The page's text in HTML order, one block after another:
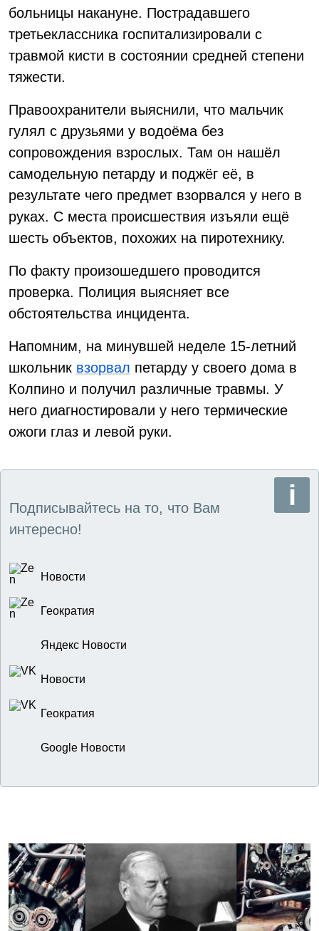
больницы накануне. Пострадавшего
третьеклассника госпитализировали с
травмой кисти в состоянии средней степени
тяжести.
Правоохранители выяснили, что мальчик
гулял с друзьями у водоёма без
сопровождения взрослых. Там он нашёл
самодельную петарду и поджёг её, в
результате чего предмет взорвался у него в
руках. С места происшествия изъяли ещё
шесть объектов, похожих на пиротехнику.
По факту произошедшего проводится
проверка. Полиция выясняет все
обстоятельства инцидента.
Напомним, на минувшей неделе 15-летний
школьник взорвал петарду у своего дома в
Колпино и получил различные травмы. У
него диагностировали у него термические
ожоги глаз и левой руки.
Подписывайтесь на то, что Вам
интересно!
Новости
Геократия
Яндекс Новости
Новости
Геократия
Google Новости